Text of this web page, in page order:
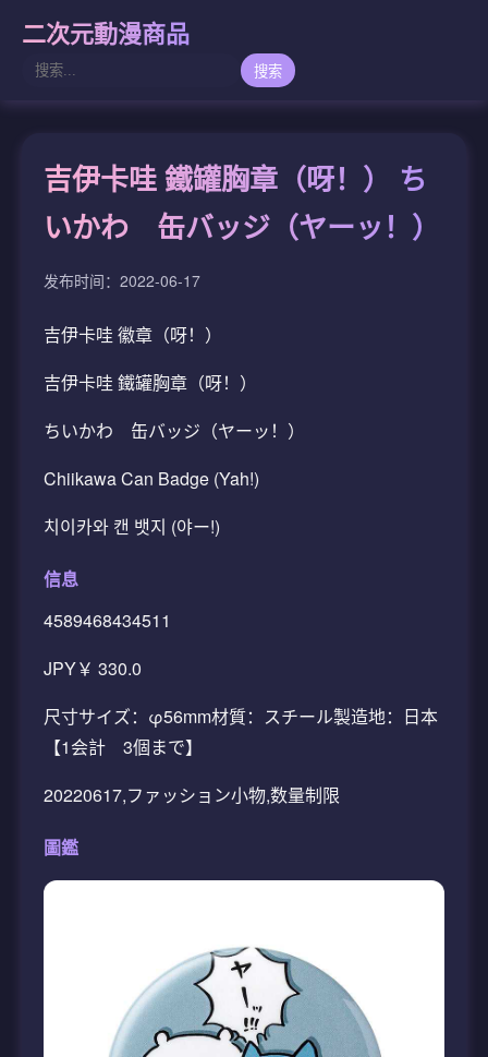
二次元動漫商品
搜索
吉伊卡哇 鐵罐胸章（呀！） ち
いかわ 缶バッジ（ヤーッ！）
发布时间：2022-06-17
吉伊卡哇 徽章（呀！）
吉伊卡哇 鐵罐胸章（呀！）
ちいかわ 缶バッジ（ヤーッ！）
Chiikawa Can Badge (Yah!)
치이카와 캔 뱃지 (야ー!)
信息
4589468434511
JPY￥ 330.0
尺寸サイズ：φ56mm材質：スチール製造地：日本
【1会計 3個まで】
20220617,ファッション小物,数量制限
圖鑑